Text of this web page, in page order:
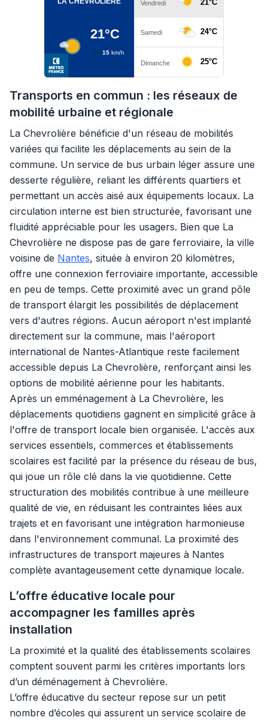
Transports en commun : les réseaux de
mobilité urbaine et régionale
La Chevrolière bénéficie d'un réseau de mobilités
variées qui facilite les déplacements au sein de la
commune. Un service de bus urbain léger assure une
desserte régulière, reliant les différents quartiers et
permettant un accès aisé aux équipements locaux. La
circulation interne est bien structurée, favorisant une
fluidité appréciable pour les usagers. Bien que La
Chevrolière ne dispose pas de gare ferroviaire, la ville
voisine de Nantes, située à environ 20 kilomètres,
offre une connexion ferroviaire importante, accessible
en peu de temps. Cette proximité avec un grand pôle
de transport élargit les possibilités de déplacement
vers d'autres régions. Aucun aéroport n'est implanté
directement sur la commune, mais l'aéroport
international de Nantes-Atlantique reste facilement
accessible depuis La Chevrolière, renforçant ainsi les
options de mobilité aérienne pour les habitants.
Après un emménagement à La Chevrolière, les
déplacements quotidiens gagnent en simplicité grâce à
l'offre de transport locale bien organisée. L'accès aux
services essentiels, commerces et établissements
scolaires est facilité par la présence du réseau de bus,
qui joue un rôle clé dans la vie quotidienne. Cette
structuration des mobilités contribue à une meilleure
qualité de vie, en réduisant les contraintes liées aux
trajets et en favorisant une intégration harmonieuse
dans l'environnement communal. La proximité des
infrastructures de transport majeures à Nantes
complète avantageusement cette dynamique locale.
L’offre éducative locale pour
accompagner les familles après
installation
La proximité et la qualité des établissements scolaires
comptent souvent parmi les critères importants lors
d’un déménagement à Chevrolière.
L’offre éducative du secteur repose sur un petit
nombre d’écoles qui assurent un service scolaire de